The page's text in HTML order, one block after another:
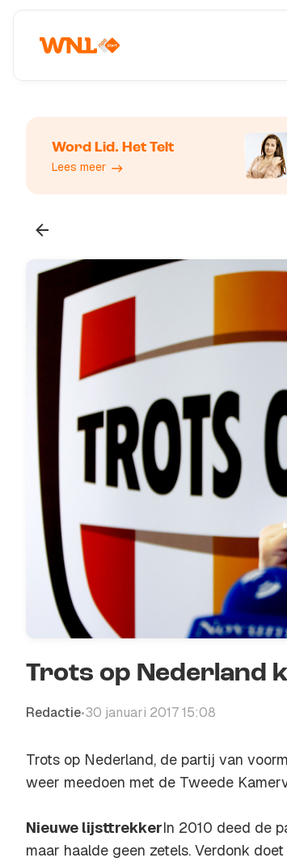
Word Lid. Het Telt
Lees meer
Trots op Nederland
Redactie•30 januari 2017 15:08
Trots op Nederland, de partij van
weer meedoen met de Tweede
Nieuwe lijsttrekkerIn 2010 deed de
maar haalde geen zetels. Verdonk